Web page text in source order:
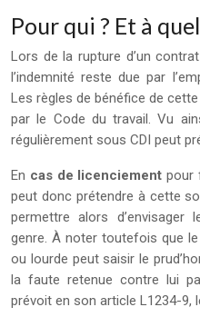
Pour qui ? Et à
Lors de la rupture d’un
l’indemnité reste due par
Les règles de bénéfice de
par le Code du travail. Vu
régulièrement sous CDI peut
En cas de licenciement pour
peut donc prétendre à cette
permettre alors d’envisager
genre. À noter toutefois que
ou lourde peut saisir le
la faute retenue contre lui
prévoit en son article L1234-9,